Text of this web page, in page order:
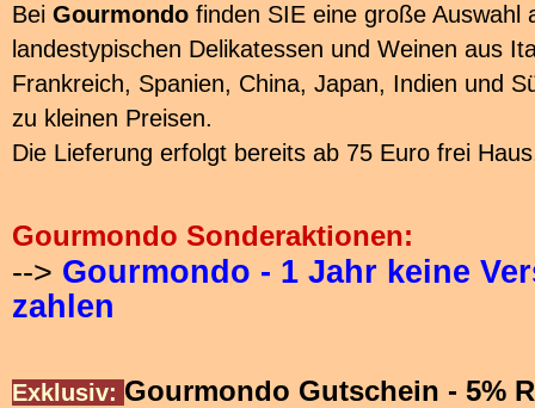
Bei Gourmondo finden SIE eine große Auswahl
landestypischen Delikatessen und Weinen aus
Frankreich, Spanien, China, Japan, Indien und
zu kleinen Preisen.
Die Lieferung erfolgt bereits ab 75 Euro frei
Gourmondo Sonderaktionen:
--> Gourmondo - 1 Jahr keine
zahlen
Exklusiv: Gourmondo Gutschein - 5%